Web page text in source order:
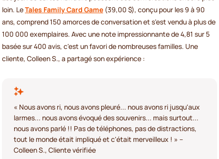
loin. LeTales Family Card Game (39,00 $), conçu pour les 9 à 90
ans, comprend 150 amorces de conversation et s'est vendu à plus de
100 000 exemplaires. Avec une note impressionnante de 4,81 sur 5
basée sur 400 avis, c'est un favori de nombreuses familles. Une
cliente, Colleen S., a partagé son expérience :
« Nous avons ri, nous avons pleuré... nous avons ri jusqu'aux
larmes... nous avons évoqué des souvenirs... mais surtout...
nous avons parlé !! Pas de téléphones, pas de distractions,
tout le monde était impliqué et c'était merveilleux ! » –
Colleen S., Cliente vérifiée